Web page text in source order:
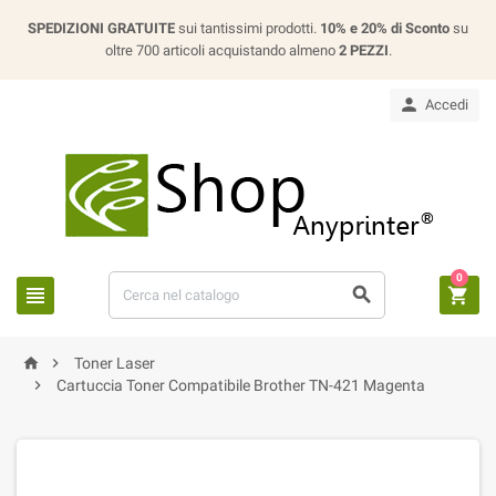
SPEDIZIONI GRATUITE sui tantissimi prodotti. 10% e 20% di Sconto su
oltre 700 articoli acquistando almeno 2 PEZZI.
 Accedi
  
0
 
Toner Laser

Cartuccia Toner Compatibile Brother TN-421 Magenta